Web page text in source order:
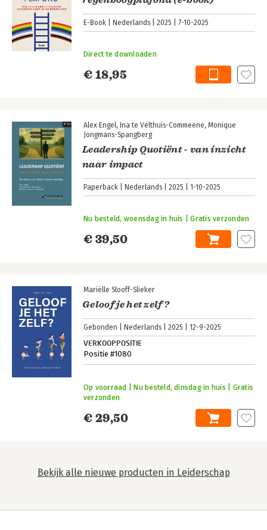
E-Book Nederlands 2025 7-10-2025
€ 18,95
Direct te downloaden
Alex Engel Ina te Velthuis-Commeene Monique
Jongmans-Spangberg
Leadership Quotiënt - van inzicht
naar impact
Paperback Nederlands 2025 1-10-2025
€ 39,50
Nu besteld, woensdag in huis | Gratis verzonden
Mariëlle Slooff-Slieker
Geloof je het zelf?
Gebonden Nederlands 2025 12-9-2025
VERKOOPPOSITIE
Positie #1080
€ 29,50
Op voorraad | Nu besteld, dinsdag in huis | Gratis
verzonden
Bekijk alle nieuwe producten in Leiderschap